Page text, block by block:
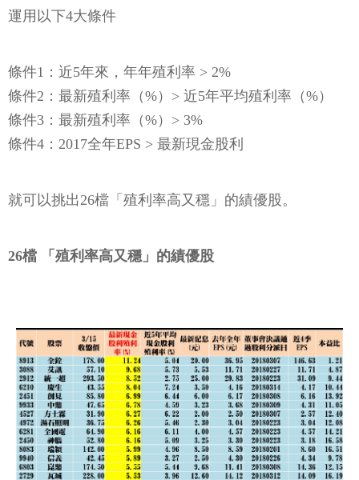
運用以下4大條件
條件1：近5年來，年年殖利率 > 2%
條件2：最新殖利率（%）> 近5年平均殖利率（%）
條件3：最新殖利率（%）> 3%
條件4：2017全年EPS > 最新現金股利
就可以挑出26檔「殖利率高又穩」的績優股。
26檔 「殖利率高又穩」的績優股